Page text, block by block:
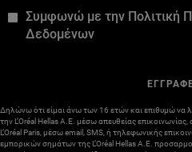
Συμφωνώ με την Πολιτική
Δεδομένων
Δηλώνω ότι είμαι άνω των 16 ετών και επιθυμώ
την L’Oréal Hellas A.E. μέσω απευθείας
L’Oréal Paris, μέσω email, SMS, ή τηλεφωνικής
εμπορικών σημάτων της L’Oréal Hellas A.E.